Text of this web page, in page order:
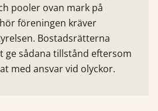
pooler ovan mark på
föreningen kräver
Bostadsrätterna
ge sådana tillstånd eftersom
med ansvar vid olyckor.